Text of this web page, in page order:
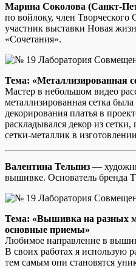
Марина Соколова (Санкт-
по войлоку, член Творческого
участник выставки Новая
«Сочетания».
Тема: «Металлизированная
Мастер в небольшом видео
металлизированная сетка
декорирования платья в
раскладывался декор из
сетки-металлик в
Валентина Тельпиз —
вышивке. Основатель бренда
Тема: «Вышивка на разных
основные приемы»
Любимое направление в
В своих работах я использую
тем самым они становятся